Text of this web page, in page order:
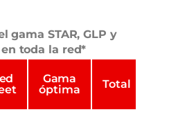
gama STAR, GLP y
en toda la red*
Gama
óptima
Total